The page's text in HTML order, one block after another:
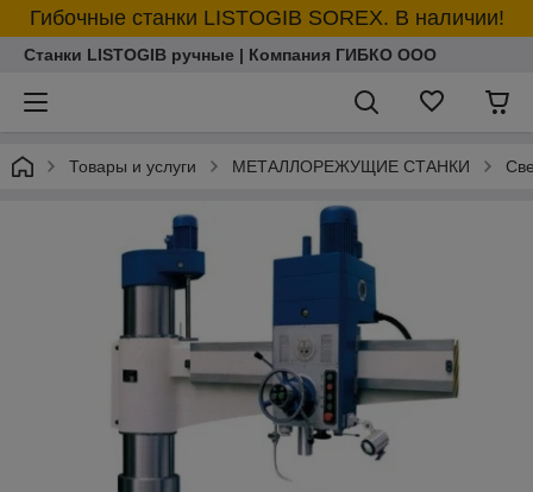
Гибочные станки LISTOGIB SOREX. В наличии!
Станки LISTOGIB ручные | Компания ГИБКО ООО
Товары и услуги МЕТАЛЛОРЕЖУЩИЕ СТАНКИ